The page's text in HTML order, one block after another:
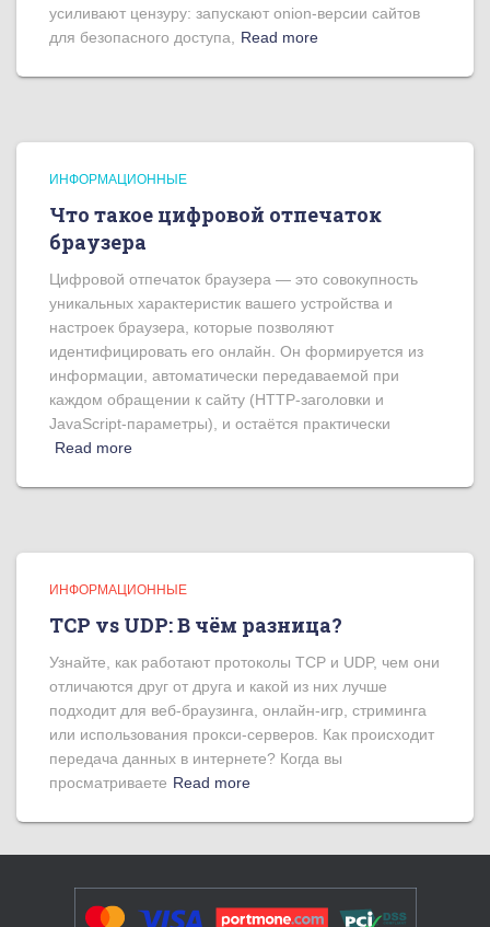
усиливают цензуру: запускают onion-версии сайтов
для безопасного доступа,
Read more
ИНФОРМАЦИОННЫЕ
Что такое цифровой отпечаток
браузера
Цифровой отпечаток браузера — это совокупность
уникальных характеристик вашего устройства и
настроек браузера, которые позволяют
идентифицировать его онлайн. Он формируется из
информации, автоматически передаваемой при
каждом обращении к сайту (HTTP-заголовки и
JavaScript-параметры), и остаётся практически
Read more
ИНФОРМАЦИОННЫЕ
TCP vs UDP: В чём разница?
Узнайте, как работают протоколы TCP и UDP, чем они
отличаются друг от друга и какой из них лучше
подходит для веб-браузинга, онлайн-игр, стриминга
или использования прокси-серверов. Как происходит
передача данных в интернете? Когда вы
просматриваете Read more